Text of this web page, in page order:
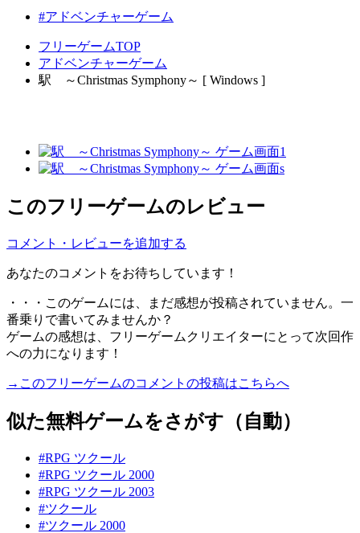
#アドベンチャーゲーム
フリーゲームTOP
アドベンチャーゲーム
駅 ～Christmas Symphony～ [ Windows ]
このフリーゲームのレビュー
コメント・レビューを追加する
あなたのコメントをお待ちしています！
・・・このゲームには、まだ感想が投稿されていません。一
番乗りで書いてみませんか？
ゲームの感想は、フリーゲームクリエイターにとって次回作
への力になります！
→このフリーゲームのコメントの投稿はこちらへ
似た無料ゲームをさがす（自動）
#RPG ツクール
#RPG ツクール 2000
#RPG ツクール 2003
#ツクール
#ツクール 2000